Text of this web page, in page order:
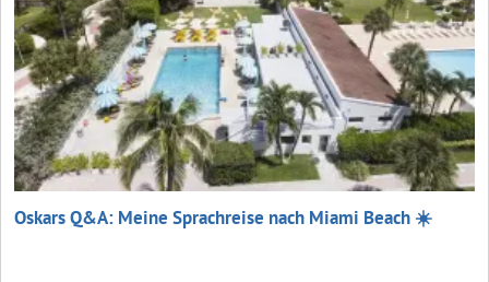
Oskars Q&A: Meine Sprachreise nach Miami Beach ☀️